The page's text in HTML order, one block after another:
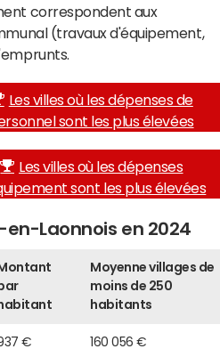
correspondent aux
(travaux d'équipement,
Les villes où les dépenses de
sont les plus élevées
Les villes où les dépenses
sont les plus élevées
Laonnois en 2024
Montant
habitant
Moyenne villages de
moins de 250
habitants
€ 160 056 €